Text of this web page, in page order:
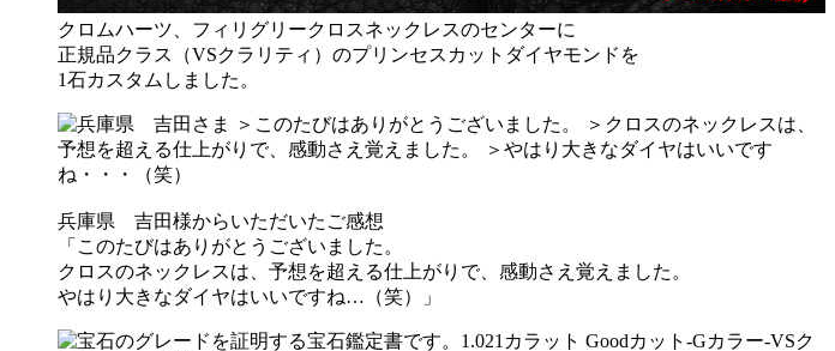
クロムハーツ、フィリグリークロスネックレスのセンターに
正規品クラス（VSクラリティ）のプリンセスカットダイヤモンドを
1石カスタムしました。
兵庫県 吉田様からいただいたご感想
「このたびはありがとうございました。
クロスのネックレスは、予想を超える仕上がりで、感動さえ覚えました。
やはり大きなダイヤはいいですね…（笑）」